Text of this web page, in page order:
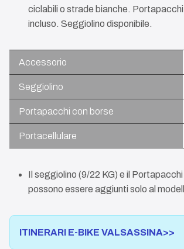
ciclabili o strade bianche.
incluso. Seggiolino disponibile.
Accessorio
Seggiolino
Portapacchi con borse
Portacellulare
Il seggiolino (9/22 KG) e il
possono essere aggiunti solo al
ITINERARI E-BIKE VALSASSINA>>